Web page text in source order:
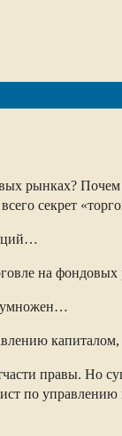
рынках?
секрет
на
правы. Но
по